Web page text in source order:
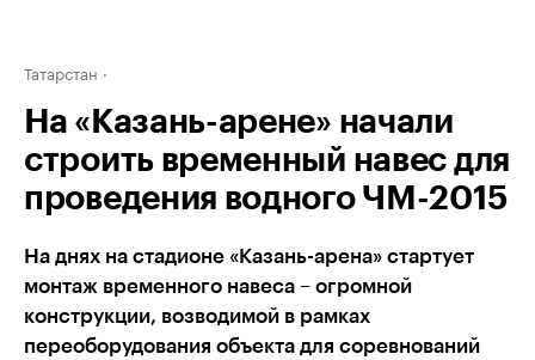
Татарстан
На «Казань-арене» начали
строить временный навес для
проведения водного ЧМ-2015
На днях на стадионе «Казань-арена» стартует
монтаж временного навеса – огромной
конструкции, возводимой в рамках
переоборудования объекта для соревнований